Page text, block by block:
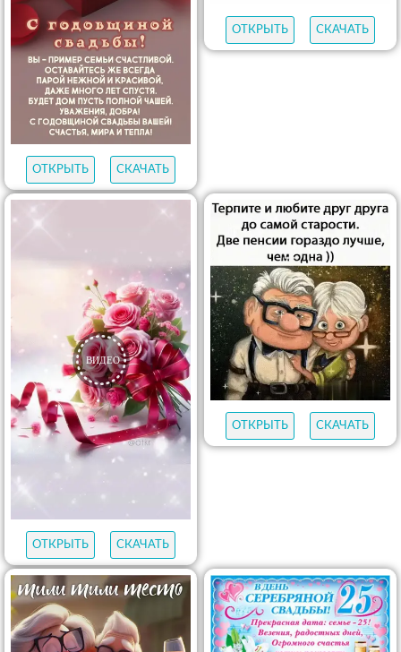
ОТКРЫТЬ СКАЧАТЬ
ОТКРЫТЬ СКАЧАТЬ
ОТКРЫТЬ СКАЧАТЬ
ОТКРЫТЬ СКАЧАТЬ